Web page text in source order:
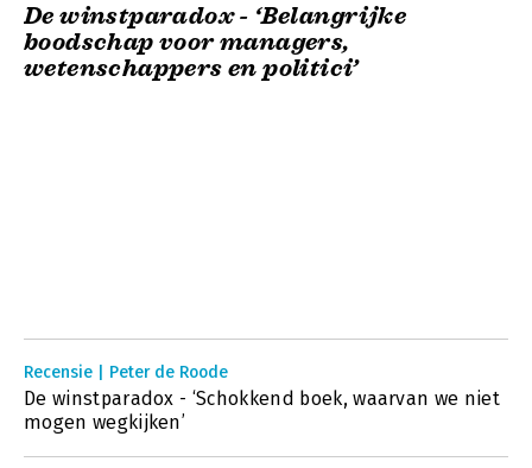
De winstparadox - ‘Belangrijke
boodschap voor managers,
wetenschappers en politici’
Recensie | Peter de Roode
De winstparadox - ‘Schokkend boek, waarvan we niet
mogen wegkijken’